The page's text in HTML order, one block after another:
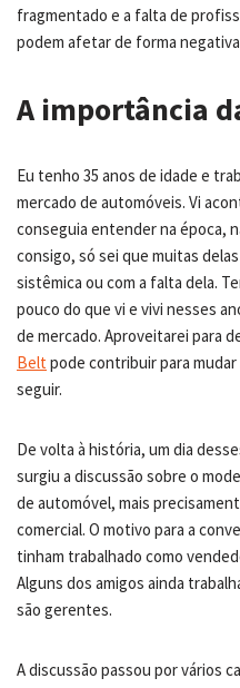
fragmentado e a falta de
podem afetar de forma
A importância
Eu tenho 35 anos de idade e
mercado de automóveis. Vi
conseguia entender na época,
consigo, só sei que muitas
sistêmica ou com a falta dela.
pouco do que vi e vivi nesses
de mercado. Aproveitarei para
Belt pode contribuir para
seguir.
De volta à história, um dia
surgiu a discussão sobre o
de automóvel, mais
comercial. O motivo para a
tinham trabalhado como
Alguns dos amigos ainda
são gerentes.
A discussão passou por vários